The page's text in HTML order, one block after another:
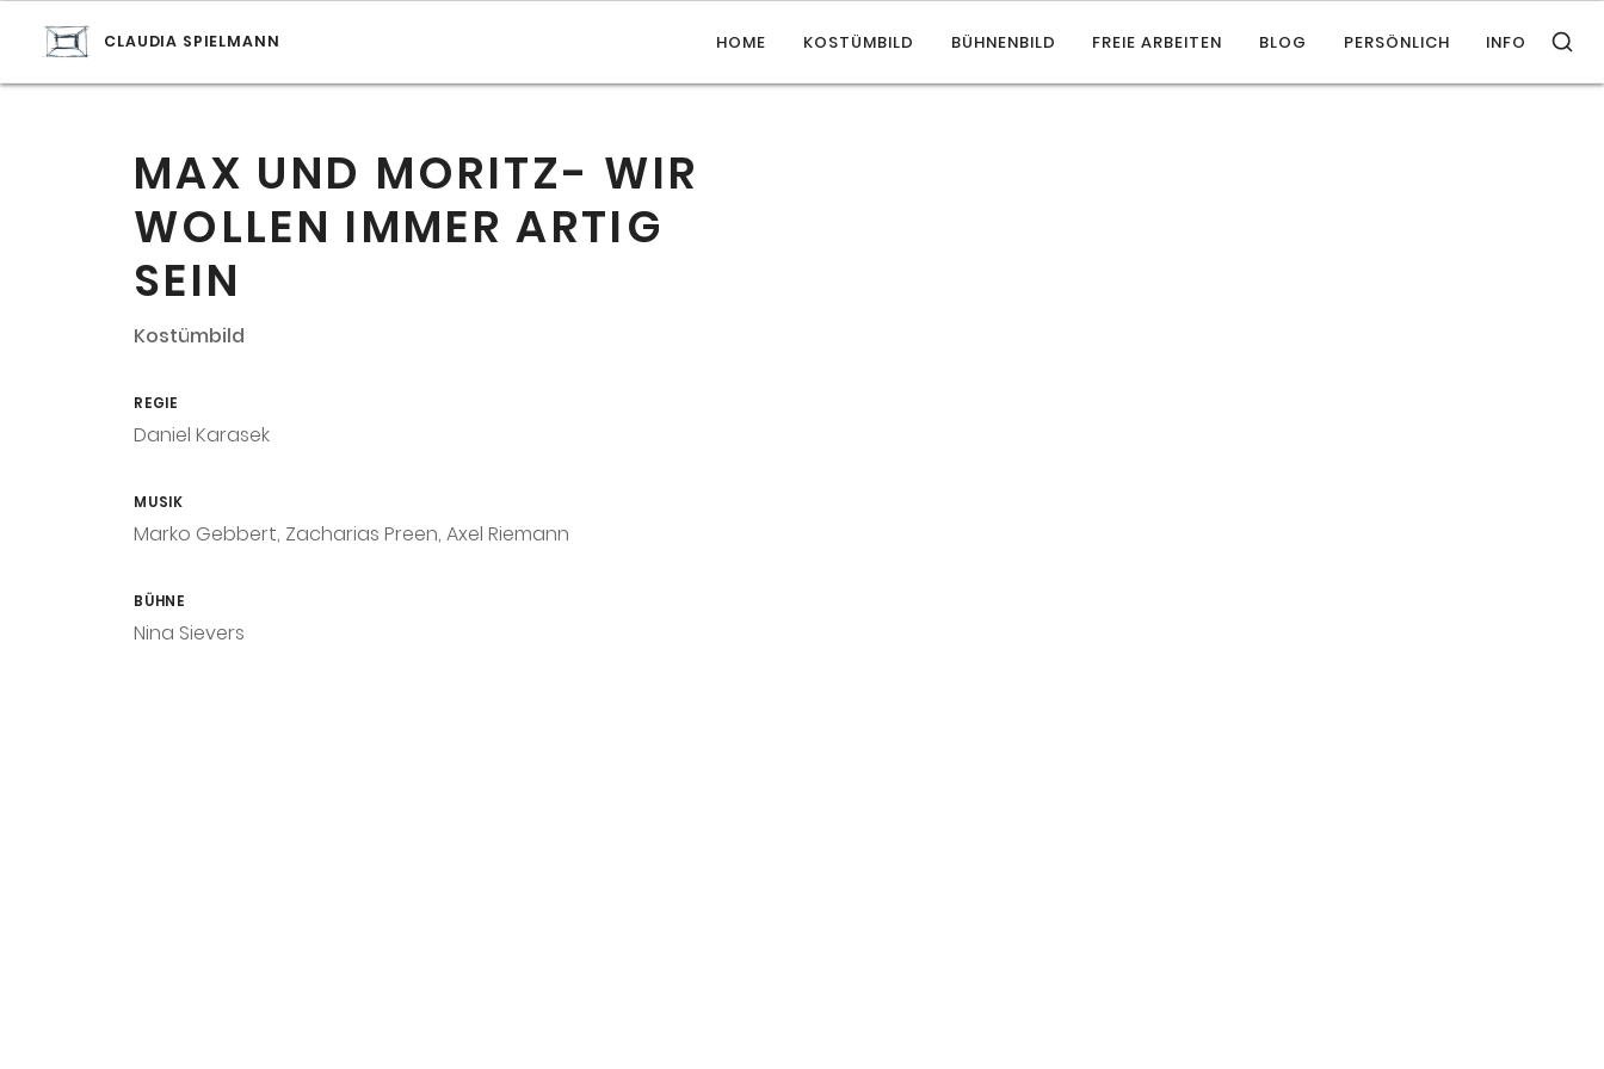
CLAUDIA SPIELMANN HOME KOSTÜMBILD BÜHNENBILD FREIE ARBEITEN BLOG PERSÖNLICH INFO
MAX UND MORITZ- WIR
WOLLEN IMMER ARTIG
SEIN
Kostümbild
REGIE
Daniel Karasek
MUSIK
Marko Gebbert, Zacharias Preen, Axel Riemann
BÜHNE
Nina Sievers